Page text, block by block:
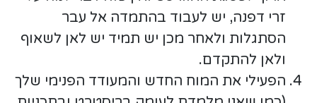
זרי דפנה, יש לעבוד בהתמדה אל עבר
הסתגלות ולאחר מכן יש תמיד יש לאן לשאוף
ולאן להתקדם.
הפעילי את המוח החדש והמעודד הפנימי שלך